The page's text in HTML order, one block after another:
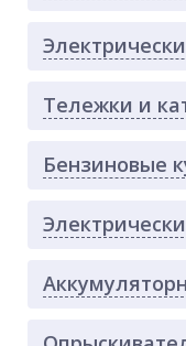
Тележки и
Бензиновые